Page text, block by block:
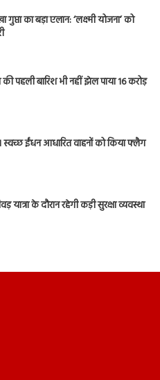
गुप्ता का बड़ा एलान: ‘लक्ष्मी योजना’ को
पहली बारिश भी नहीं झेल पाया 16 करोड़
स्वच्छ ईंधन आधारित वाहनों को किया फ्लैग
यात्रा के दौरान रहेगी कड़ी सुरक्षा व्यवस्था